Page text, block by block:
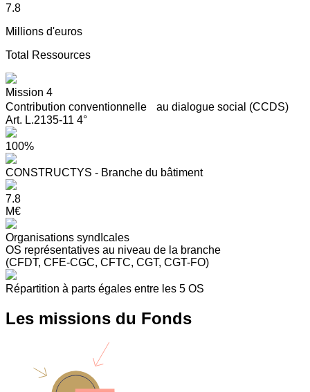
7.8
Millions d'euros
Total Ressources
Mission 4
Contribution conventionnelle au dialogue social (CCDS)
Art. L.2135-11 4°
100%
CONSTRUCTYS - Branche du bâtiment
7.8
M€
Organisations syndIcales
OS représentatives au niveau de la branche
(CFDT, CFE-CGC, CFTC, CGT, CGT-FO)
Répartition à parts égales entre les 5 OS
Les missions du Fonds